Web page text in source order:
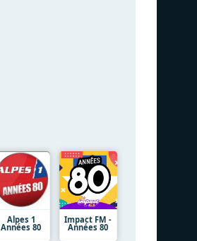
Alpes 1
Années 80
Impact FM -
Années 80